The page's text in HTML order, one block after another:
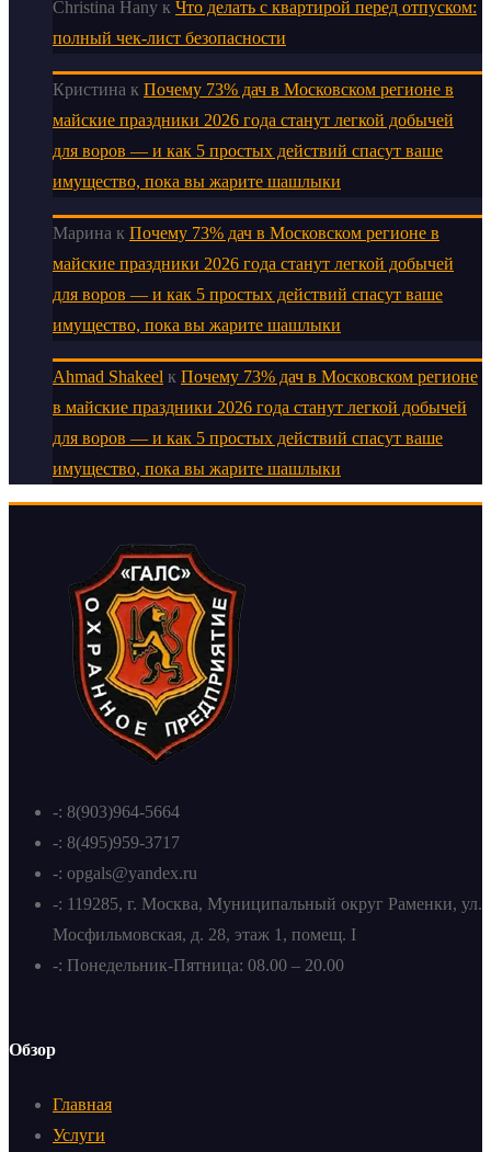
Christina Hany к Что делать с квартирой перед отпуском:
полный чек-лист безопасности
Кристина к Почему 73% дач в Московском регионе в
майские праздники 2026 года станут легкой добычей
для воров — и как 5 простых действий спасут ваше
имущество, пока вы жарите шашлыки
Марина к Почему 73% дач в Московском регионе в
майские праздники 2026 года станут легкой добычей
для воров — и как 5 простых действий спасут ваше
имущество, пока вы жарите шашлыки
Ahmad Shakeel к Почему 73% дач в Московском регионе
в майские праздники 2026 года станут легкой добычей
для воров — и как 5 простых действий спасут ваше
имущество, пока вы жарите шашлыки
-: 8(903)964-5664
-: 8(495)959-3717
-: opgals@yandex.ru
-: 119285, г. Москва, Муниципальный округ Раменки, ул.
Мосфильмовская, д. 28, этаж 1, помещ. I
-: Понедельник-Пятница: 08.00 – 20.00
Обзор
Главная
Услуги